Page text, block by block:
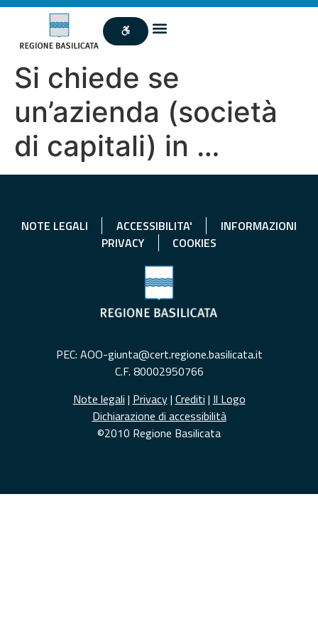
Si chiede se
un’azienda (società
di capitali) in …
NOTE LEGALI ACCESSIBILITA'
INFORMAZIONI
PRIVACY
COOKIES
PEC: AOO-giunta@cert.regione.basilicata.it
C.F. 80002950766
Note legali | Privacy| Crediti | Il Logo
Dichiarazione di accessibilità
©2010 Regione Basilicata